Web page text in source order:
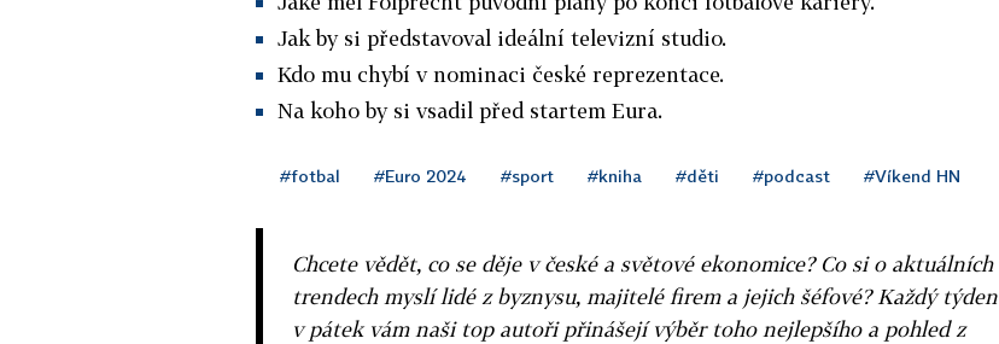
Jak by si představoval ideální televizní studio.
Kdo mu chybí v nominaci české reprezentace.
Na koho by si vsadil před startem Eura.
#fotbal #Euro 2024 #sport #kniha #děti #podcast #Víkend HN
Chcete vědět, co se děje v české a světové ekonomice? Co si o aktuálních
trendech myslí lidé z byznysu, majitelé firem a jejich šéfové? Každý týden
v pátek vám naši top autoři přinášejí výběr toho nejlepšího a pohled z